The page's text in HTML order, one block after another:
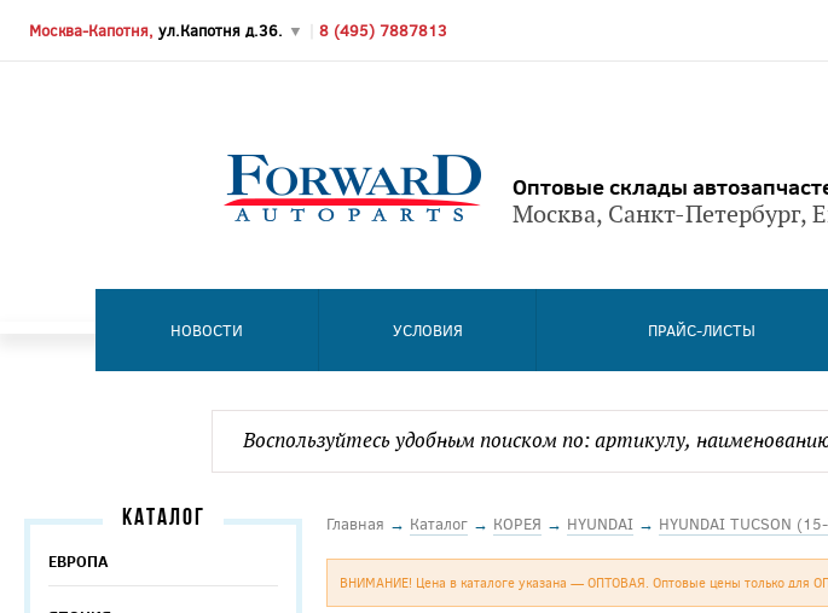
Москва-Капотня, ул.Капотня д.36. ▼ 8 (495) 7887813
Оптовые склады
Москва, Санкт-Петербург,
НОВОСТИ УСЛОВИЯ ПРАЙС-ЛИСТЫ
КАТАЛОГ
ЕВРОПА
Главная → Каталог → КОРЕЯ → HYUNDAI → HYUNDAI TUCSON
ВНИМАНИЕ! Цена в каталоге указана — ОПТОВАЯ. Оптовые цены только для